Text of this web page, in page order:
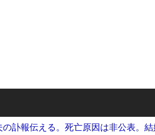
訃報伝える。死亡原因は非公表。結